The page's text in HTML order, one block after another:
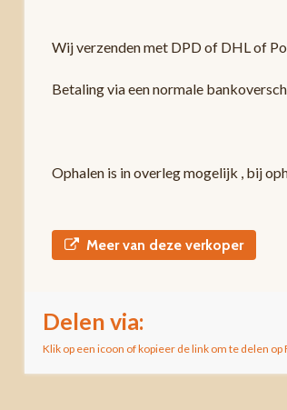
Wij verzenden met DPD of DHL of
Betaling via een normale
Ophalen is in overleg mogelijk , bij
Meer van deze verkoper
Delen via:
Klik op een icoon of kopieer de link om te delen op